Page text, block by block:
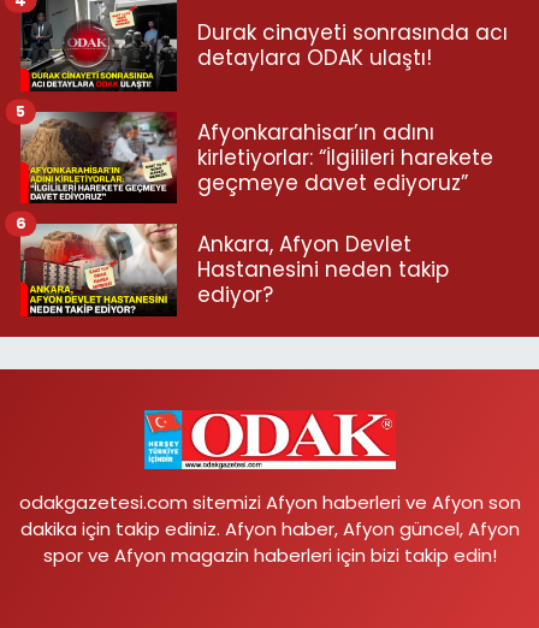
Durak cinayeti sonrasında acı
detaylara ODAK ulaştı!
Afyonkarahisar’ın adını
kirletiyorlar: “İlgilileri harekete
geçmeye davet ediyoruz”
5
Ankara, Afyon Devlet
Hastanesini neden takip
ediyor?
6
odakgazetesi.com sitemizi Afyon haberleri ve Afyon son
dakika için takip ediniz. Afyon haber, Afyon güncel, Afyon
spor ve Afyon magazin haberleri için bizi takip edin!